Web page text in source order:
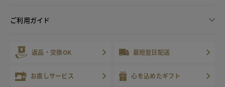
ご利用ガイド
返品・交換OK 最短翌日配送
お直しサービス 心を込めたギフト